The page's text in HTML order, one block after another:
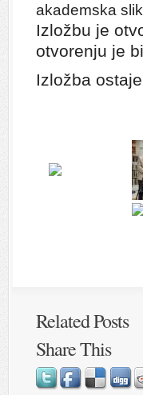
akademska
Izložbu je
otvorenju je
Izložba
Related Posts
Share This